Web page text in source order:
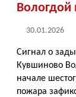
Вологдой
30.01.2026
Сигнал о
Кувшиново
начале
пожара